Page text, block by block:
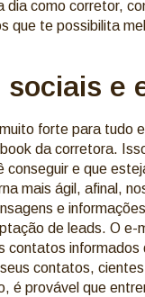
dia como corretor,
que te possibilita
sociais e
forte para tudo
da corretora.
conseguir e que
mais ágil, afinal,
e
de leads. O
contatos
contatos,
é provável que